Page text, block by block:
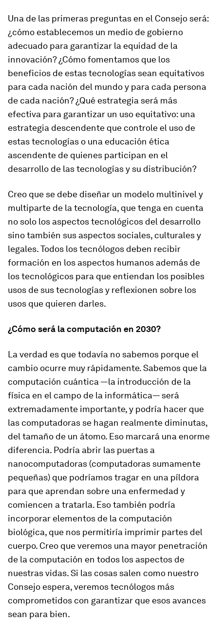
Una de las primeras preguntas en el Consejo será:
¿cómo establecemos un medio de gobierno
adecuado para garantizar la equidad de la
innovación? ¿Cómo fomentamos que los
beneficios de estas tecnologías sean equitativos
para cada nación del mundo y para cada persona
de cada nación? ¿Qué estrategia será más
efectiva para garantizar un uso equitativo: una
estrategia descendente que controle el uso de
estas tecnologías o una educación ética
ascendente de quienes participan en el
desarrollo de las tecnologías y su distribución?
Creo que se debe diseñar un modelo multinivel y
multiparte de la tecnología, que tenga en cuenta
no solo los aspectos tecnológicos del desarrollo
sino también sus aspectos sociales, culturales y
legales. Todos los tecnólogos deben recibir
formación en los aspectos humanos además de
los tecnológicos para que entiendan los posibles
usos de sus tecnologías y reflexionen sobre los
usos que quieren darles.
¿Cómo será la computación en 2030?
La verdad es que todavía no sabemos porque el
cambio ocurre muy rápidamente. Sabemos que la
computación cuántica —la introducción de la
física en el campo de la informática— será
extremadamente importante, y podría hacer que
las computadoras se hagan realmente diminutas,
del tamaño de un átomo. Eso marcará una enorme
diferencia. Podría abrir las puertas a
nanocomputadoras (computadoras sumamente
pequeñas) que podríamos tragar en una píldora
para que aprendan sobre una enfermedad y
comiencen a tratarla. Eso también podría
incorporar elementos de la computación
biológica, que nos permitiría imprimir partes del
cuerpo. Creo que veremos una mayor penetración
de la computación en todos los aspectos de
nuestras vidas. Si las cosas salen como nuestro
Consejo espera, veremos tecnólogos más
comprometidos con garantizar que esos avances
sean para bien.